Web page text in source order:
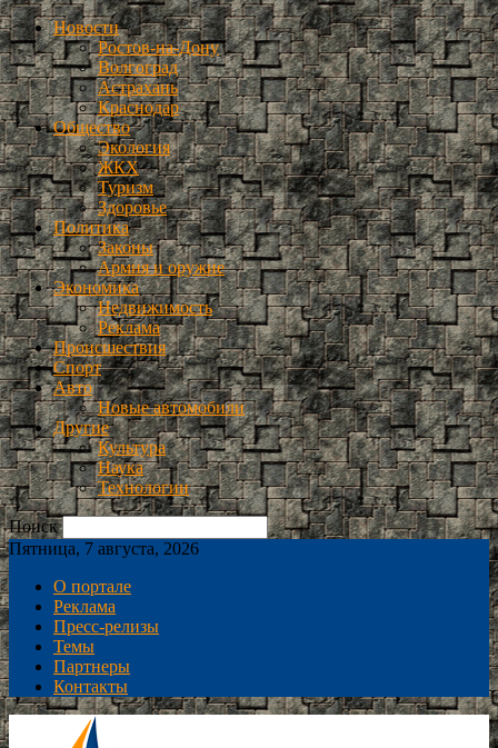
Новости
Ростов-на-Дону
Волгоград
Астрахань
Краснодар
Общество
Экология
ЖКХ
Туризм
Здоровье
Политика
Законы
Армия и оружие
Экономика
Недвижимость
Реклама
Происшествия
Спорт
Авто
Новые автомобили
Другие
Культура
Наука
Технологии
Поиск
Пятница, 7 августа, 2026
О портале
Реклама
Пресс-релизы
Темы
Партнеры
Контакты